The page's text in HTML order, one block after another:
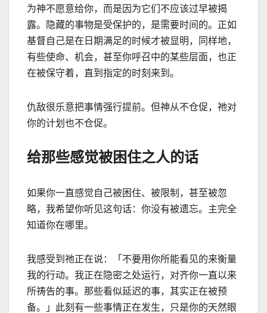
为神不愿意给你，而是因为它们不应该过早被揭
露。隐藏的事物是受保护的，是需要时间的。正如
基督自己是在日期满足的时候才被显明，同样地，
有些使命、机会，甚至你呼召中的某些层面，也正
在被保守着，直到指定的时刻来到。
仇敌很乐意把事情强行提前。但神从不仓促，祂对
你的计划也不仓促。
给那些感觉被困住之人的话
如果你一直感觉自己被困住、被限制，甚至被忽
略，我希望你听见这句话：你没有被遗忘。主完全
知道你在哪里。
我感受到祂正在说：「不要用你所能看见的来衡量
我的行动。我正在隐密之处运行，对齐你一直以来
所祷告的事。那些看似延迟的事，其实正在被预
备。」此刻有一些事情正在发生，只是你的天然眼